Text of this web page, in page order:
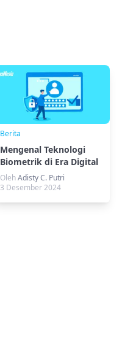
Berita
Mengenal Teknologi
Biometrik di Era Digital
OlehAdisty C. Putri
3 Desember 2024